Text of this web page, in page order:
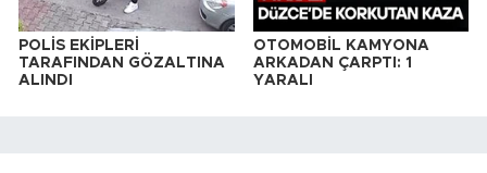
POLİS EKİPLERİ
TARAFINDAN GÖZALTINA
ALINDI
OTOMOBİL KAMYONA
ARKADAN ÇARPTI: 1
YARALI